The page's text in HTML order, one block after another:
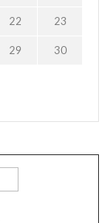
22 23
29 30